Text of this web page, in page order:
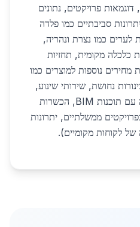
דוגמאות פרויקטים, נתונים
משנת 2026, יתרונות סביבתיים כמו פלדה
לערים כמו נצרת ונהריה,
כלכלה מקומית, תחזיות
מחירים נוספות למוצרים כמו
נחושת, שירותי שינוע,
ביטוח משלוחים, אינטגרציה עם תוכנות BIM, הכשרות
ממשלתיים, יתרונות